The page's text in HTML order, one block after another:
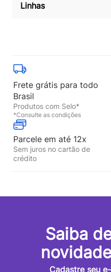
Linhas
Frete grátis para todo
Brasil
Produtos com Selo*
*Consulte as condições
Parcele em até 12x
Sem juros no cartão de
crédito
Saiba
Cadastre seu